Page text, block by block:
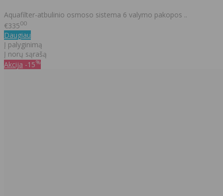
Aquafilter-atbulinio osmoso sistema 6 valymo pakopos ..
€33500
Daugiau
Į palyginimą
Į norų sąrašą
Akcija -15%